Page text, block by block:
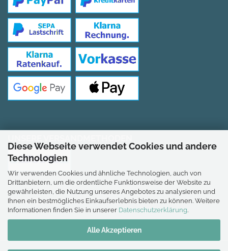
Diese Webseite verwendet Cookies und andere
Technologien
Wir verwenden Cookies und ähnliche Technologien, auch von
Drittanbietern, um die ordentliche Funktionsweise der Website zu
gewährleisten, die Nutzung unseres Angebotes zu analysieren und
Ihnen ein bestmögliches Einkaufserlebnis bieten zu können. Weitere
Informationen finden Sie in unserer Datenschutzerklärung.
Alle Akzeptieren
*Gilt für Lieferungen nach Deutschland.